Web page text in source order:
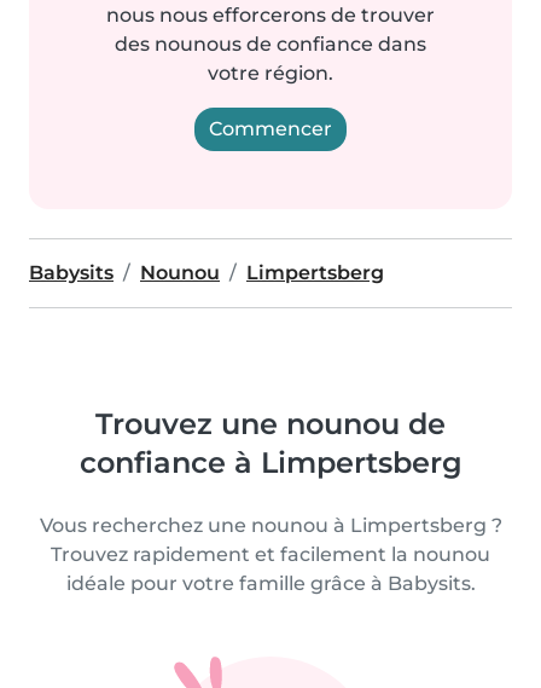
nous nous efforcerons de trouver
des nounous de confiance dans
votre région.
Commencer
Babysits Nounou Limpertsberg
Trouvez une nounou de
confiance à Limpertsberg
Vous recherchez une nounou à Limpertsberg ?
Trouvez rapidement et facilement la nounou
idéale pour votre famille grâce à Babysits.